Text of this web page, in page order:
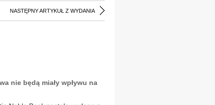
NASTĘPNY ARTYKUŁ Z WYDANIA
nie będą miały wpływu na